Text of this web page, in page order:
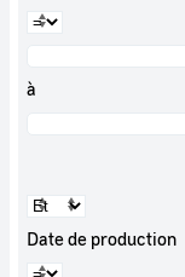
à
Date de production